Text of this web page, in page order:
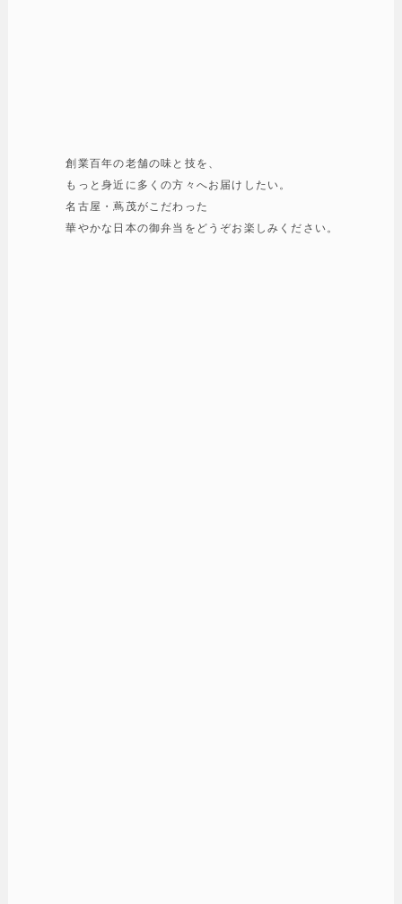
創業百年の老舗の味と技を、
もっと身近に多くの方々へお届けしたい。
名古屋・蔦茂がこだわった
華やかな日本の御弁当をどうぞお楽しみください。